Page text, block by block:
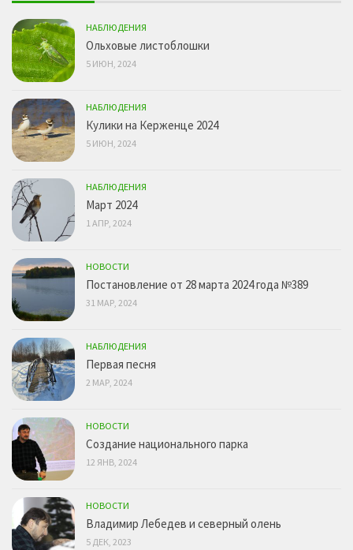
НАБЛЮДЕНИЯ
Ольховые листоблошки
5 ИЮН, 2024
НАБЛЮДЕНИЯ
Кулики на Керженце 2024
5 ИЮН, 2024
НАБЛЮДЕНИЯ
Март 2024
1 АПР, 2024
НОВОСТИ
Постановление от 28 марта 2024 года №389
31 МАР, 2024
НАБЛЮДЕНИЯ
Первая песня
2 МАР, 2024
НОВОСТИ
Создание национального парка
12 ЯНВ, 2024
НОВОСТИ
Владимир Лебедев и северный олень
5 ДЕК, 2023